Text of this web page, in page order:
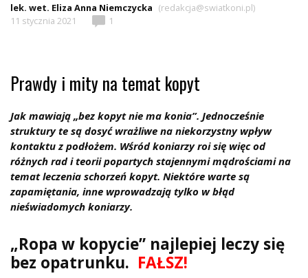
lek. wet. Eliza Anna Niemczycka (redakcja@swiatkoni.pl)
11 stycznia 2021
1
Prawdy i mity na temat kopyt
Jak mawiają „bez kopyt nie ma konia”. Jednocześnie
struktury te są dosyć wrażliwe na niekorzystny wpływ
kontaktu z podłożem. Wśród koniarzy roi się więc od
różnych rad i teorii popartych stajennymi mądrościami na
temat leczenia schorzeń kopyt. Niektóre warte są
zapamiętania, inne wprowadzają tylko w błąd
nieświadomych koniarzy.
„Ropa w kopycie” najlepiej leczy się
bez opatrunku. FAŁSZ!